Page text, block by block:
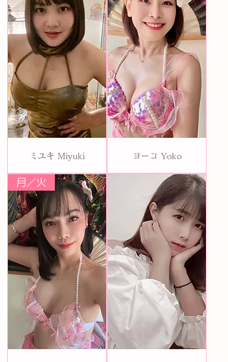
ミユキ Miyuki ヨーコ Yoko
月／火